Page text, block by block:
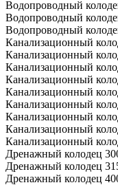
Водопроводный
Водопроводный
Водопроводный
Канализационный
Канализационный
Канализационный
Канализационный
Канализационный
Канализационный
Канализационный
Канализационный
Канализационный
Дренажный колодец
Дренажный колодец
Дренажный колодец